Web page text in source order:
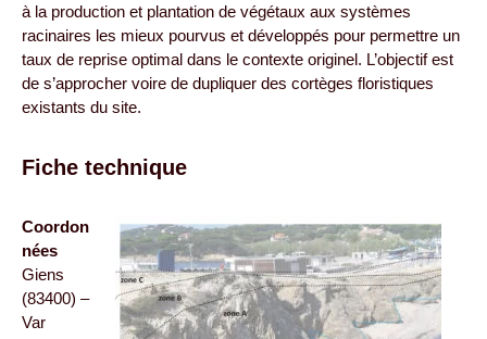
à la production et plantation de végétaux aux systèmes
racinaires les mieux pourvus et développés pour permettre un
taux de reprise optimal dans le contexte originel. L’objectif est
de s’approcher voire de dupliquer des cortèges floristiques
existants du site.
Fiche technique
Coordon
nées
Giens
(83400) –
Var